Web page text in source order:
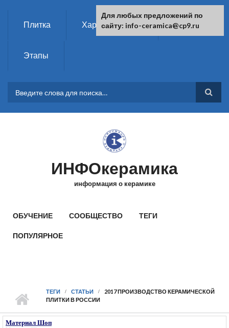
Перейти к основному содержанию
Плитка Характеристики Химия
Этапы
ФОРМА ПОИСКА
ИНФОкерамика
информация о керамике
ОБУЧЕНИЕ СООБЩЕСТВО ТЕГИ
ПОПУЛЯРНОЕ
ТЕГИ СТАТЬИ
2017 ПРОИЗВОДСТВО КЕРАМИЧЕСКОЙ
ПЛИТКИ В РОССИИ
Материал Шоп
Для любых предложений по
сайту: info-ceramica@cp9.ru